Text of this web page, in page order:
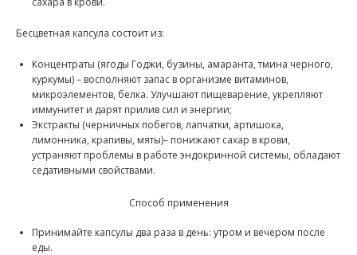
Бесцветная капсула состоит из:
Концентраты (ягоды Годжи, бузины, амаранта, тмина черного,
куркумы) – восполняют запас в организме витаминов,
микроэлементов, белка. Улучшают пищеварение, укрепляют
иммунитет и дарят прилив сил и энергии;
Экстракты (черничных побегов, лапчатки, артишока,
лимонника, крапивы, мяты)– понижают сахар в крови,
устраняют проблемы в работе эндокринной системы, обладают
седативными свойствами.
Способ применения
Принимайте капсулы два раза в день: утром и вечером после
еды.